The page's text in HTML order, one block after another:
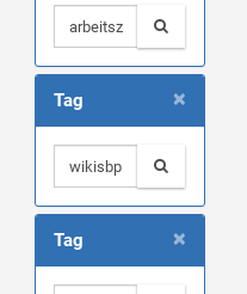
×
Tag
×
Tag